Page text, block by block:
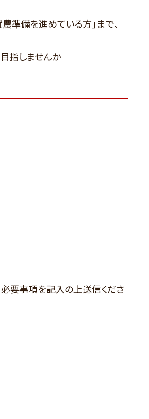
準備を進めている方」まで、
指しませんか
必要事項を記入の上送信くださ